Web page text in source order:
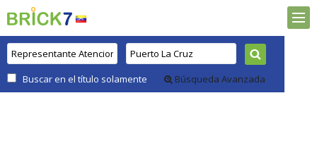
Buscar en el título solamente Búsqueda Avanzada